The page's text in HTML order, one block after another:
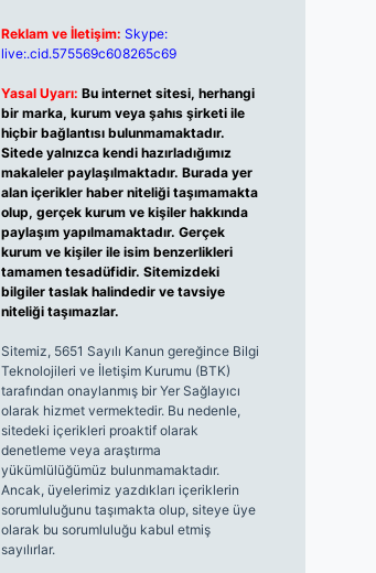
Reklam ve İletişim: Skype:
live:.cid.575569c608265c69
Yasal Uyarı: Bu internet sitesi, herhangi
bir marka, kurum veya şahıs şirketi ile
hiçbir bağlantısı bulunmamaktadır.
Sitede yalnızca kendi hazırladığımız
makaleler paylaşılmaktadır. Burada yer
alan içerikler haber niteliği taşımamakta
olup, gerçek kurum ve kişiler hakkında
paylaşım yapılmamaktadır. Gerçek
kurum ve kişiler ile isim benzerlikleri
tamamen tesadüfidir. Sitemizdeki
bilgiler taslak halindedir ve tavsiye
niteliği taşımazlar.
Sitemiz, 5651 Sayılı Kanun gereğince Bilgi
Teknolojileri ve İletişim Kurumu (BTK)
tarafından onaylanmış bir Yer Sağlayıcı
olarak hizmet vermektedir. Bu nedenle,
sitedeki içerikleri proaktif olarak
denetleme veya araştırma
yükümlülüğümüz bulunmamaktadır.
Ancak, üyelerimiz yazdıkları içeriklerin
sorumluluğunu taşımakta olup, siteye üye
olarak bu sorumluluğu kabul etmiş
sayılırlar.